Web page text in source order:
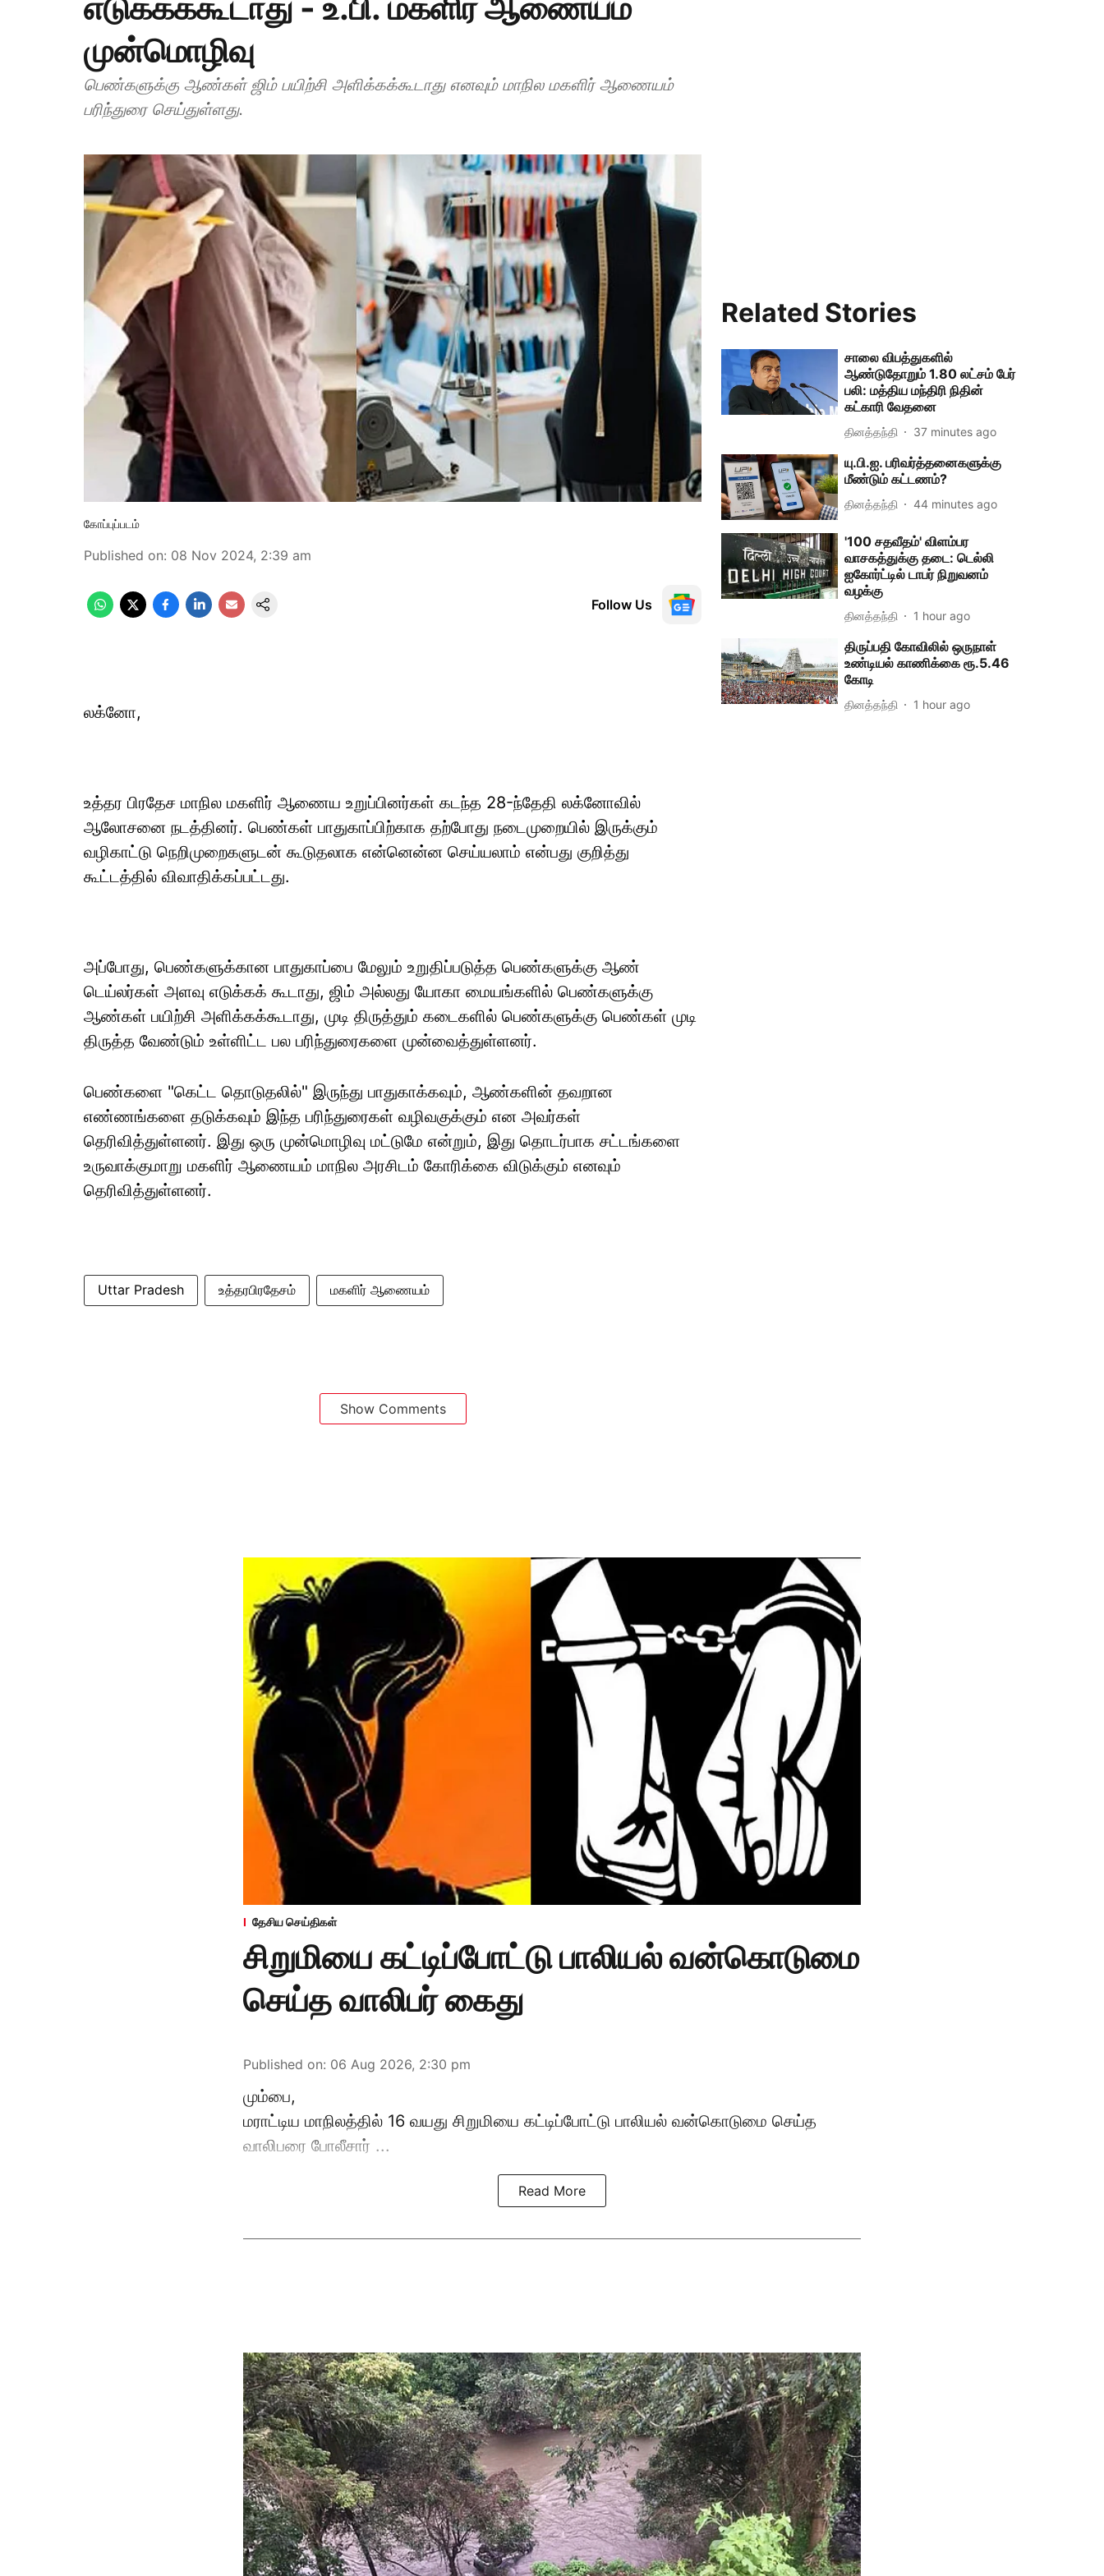
முன்மொழிவு
பெண்களுக்கு ஆண்கள் ஜிம் பயிற்சி அளிக்கக்கூடாது எனவும் மாநில மகளிர் ஆணையம்
பரிந்துரை செய்துள்ளது.
கோப்புப்படம்
Published on: 08 Nov 2024, 2:39 am
Follow Us
லக்னோ,
உத்தர பிரதேச மாநில மகளிர் ஆணைய உறுப்பினர்கள் கடந்த 28-ந்தேதி லக்னோவில்
ஆலோசனை நடத்தினர். பெண்கள் பாதுகாப்பிற்காக தற்போது நடைமுறையில் இருக்கும்
வழிகாட்டு நெறிமுறைகளுடன் கூடுதலாக என்னென்ன செய்யலாம் என்பது குறித்து
கூட்டத்தில் விவாதிக்கப்பட்டது.
அப்போது, பெண்களுக்கான பாதுகாப்பை மேலும் உறுதிப்படுத்த பெண்களுக்கு ஆண்
டெய்லர்கள் அளவு எடுக்கக் கூடாது, ஜிம் அல்லது யோகா மையங்களில் பெண்களுக்கு
ஆண்கள் பயிற்சி அளிக்கக்கூடாது, முடி திருத்தும் கடைகளில் பெண்களுக்கு பெண்கள் முடி
திருத்த வேண்டும் உள்ளிட்ட பல பரிந்துரைகளை முன்வைத்துள்ளனர்.
பெண்களை "கெட்ட தொடுதலில்" இருந்து பாதுகாக்கவும், ஆண்களின் தவறான
எண்ணங்களை தடுக்கவும் இந்த பரிந்துரைகள் வழிவகுக்கும் என அவர்கள்
தெரிவித்துள்ளனர். இது ஒரு முன்மொழிவு மட்டுமே என்றும், இது தொடர்பாக சட்டங்களை
உருவாக்குமாறு மகளிர் ஆணையம் மாநில அரசிடம் கோரிக்கை விடுக்கும் எனவும்
தெரிவித்துள்ளனர்.
Uttar Pradesh உத்தரபிரதேசம் மகளிர் ஆணையம்
Show Comments
Related Stories
சாலை விபத்துகளில்
ஆண்டுதோறும் 1.80 லட்சம் பேர்
பலி: மத்திய மந்திரி நிதின்
கட்காரி வேதனை
தினத்தந்தி 37 minutes ago
யு.பி.ஐ. பரிவர்த்தனைகளுக்கு
மீண்டும் கட்டணம்?
தினத்தந்தி 44 minutes ago
'100 சதவீதம்' விளம்பர
வாசகத்துக்கு தடை: டெல்லி
ஐகோர்ட்டில் டாபர் நிறுவனம்
வழக்கு
தினத்தந்தி 1 hour ago
திருப்பதி கோவிலில் ஒருநாள்
உண்டியல் காணிக்கை ரூ.5.46
கோடி
தினத்தந்தி 1 hour ago
தேசிய செய்திகள்
சிறுமியை கட்டிப்போட்டு பாலியல் வன்கொடுமை
செய்த வாலிபர் கைது
Published on: 06 Aug 2026, 2:30 pm
மும்பை,
மராட்டிய மாநிலத்தில் 16 வயது சிறுமியை கட்டிப்போட்டு பாலியல் வன்கொடுமை செய்த
வாலிபரை போலீசார் ...
Read More